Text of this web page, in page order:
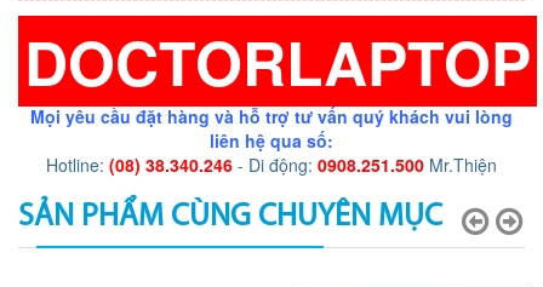
DOCTORLAPTOP
Mọi yêu cầu đặt hàng và hỗ trợ tư vấn quý khách vui lòng
liên hệ qua số:
Hotline: (08) 38.340.246 - Di động: 0908.251.500 Mr.Thiện
SẢN PHẨM CÙNG CHUYÊN MỤC